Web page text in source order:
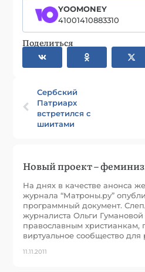
YOOMONEY
41001410883310
Поделиться
Сербский
Патриарх
встретился с
шиитами
Новый проект –
На днях в качестве анонса
журнала “Матроны.ру”
программный документ.
журналиста Ольги
православным христианкам,
виртуальное сообщество для
11.11.2011